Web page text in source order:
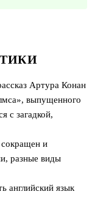
Артура Конан
выпущенного
с загадкой,
сокращен и
разные виды
английский язык